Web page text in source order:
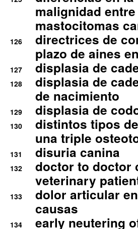
malignidad
mastocitomas
126
directrices de
plazo de aines
127 displasia de
128
displasia de
de nacimiento
129 displasia de
130
distintos tipos
una triple
131 disuria canina
132
doctor to doctor
veterinary
133
dolor articular
causas
134 early neutering